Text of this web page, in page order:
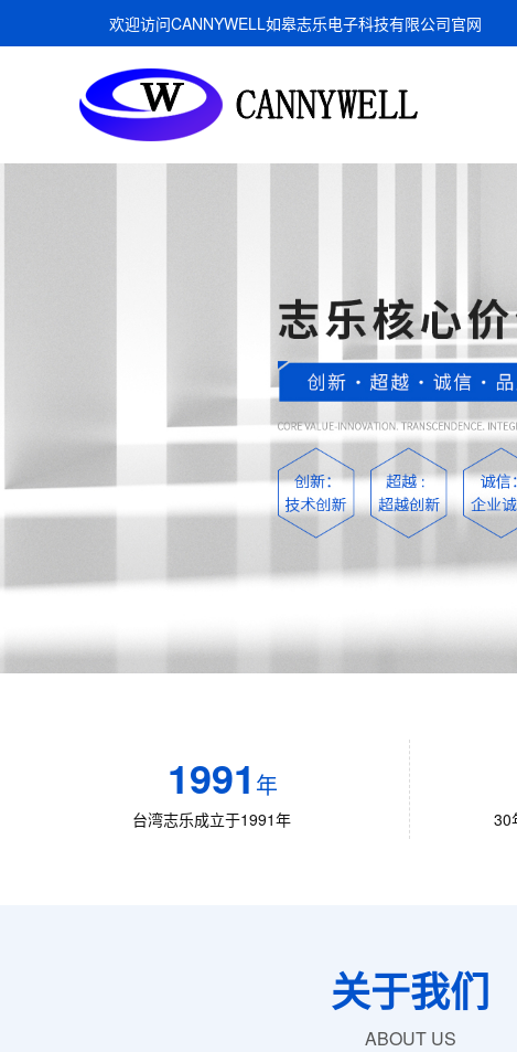
欢迎访问CANNYWELL如皋志乐电子科技有限公司官网
1991 年
台湾志乐成立于1991年 30
关于我们
ABOUT US